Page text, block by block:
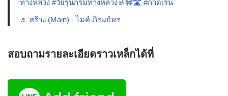
ทางหลวง #วัยรุ่นกรมทางหลวง🚸🚧🛣️ #กาดเรน
♬ สร้าง (Main) - ไมค์ ภิรมย์พร
สอบถามรายละเอียดราวเหล็กได้ที่